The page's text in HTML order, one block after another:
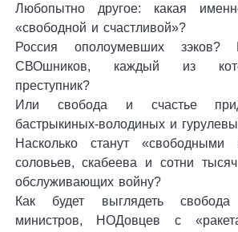
Любопытно другое: какая
«свободной и счастливой»?
Россия ополоумевших зэков?
СВОшников, каждый из
преступник?
Или свобода и счастье
бастрыкиных-володиных и
Насколько станут «свободными
соловьев, скабеева и сотни тысяч
обслуживающих войну?
Как будет выглядеть
министров, НОДовцев с